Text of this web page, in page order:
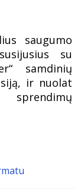
saugumo
su
samdinių
ir nuolat